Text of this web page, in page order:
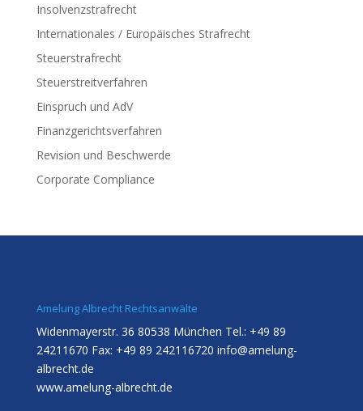
Insolvenzstrafrecht
Internationales / Europäisches Strafrecht
Steuerstrafrecht
Steuerstreitverfahren
Einspruch und AdV
Finanzgerichtsverfahren
Revision und Beschwerde
Corporate Compliance
Amelung Albrecht Rechtsanwälte
Widenmayerstr. 36 80538 München Tel.: +49 89
24211670 Fax: +49 89 242116720 info@amelung-
albrecht.de
www.amelung-albrecht.de